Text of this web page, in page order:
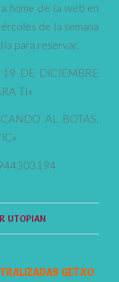
home de la web en
de la semana
para reservar.
19 DE DICIEMBRE
TI»
AL BOTAS,
UTOPIAN
GETXO